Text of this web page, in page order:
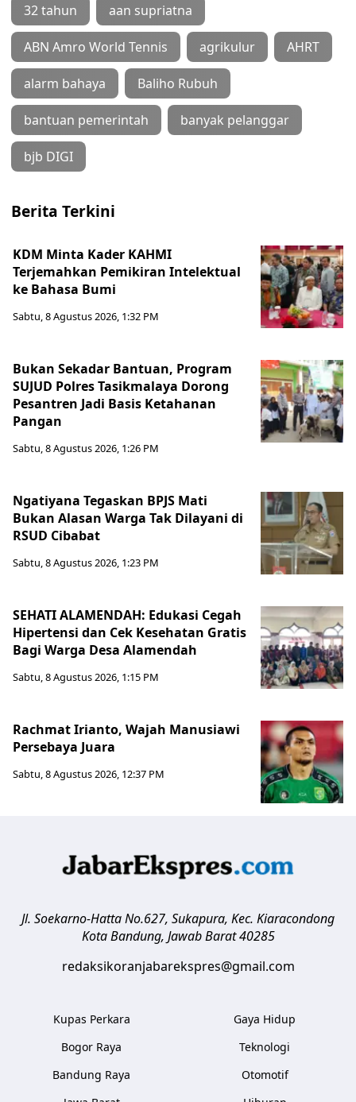
32 tahun aan supriatna
ABN Amro World Tennis agrikulur AHRT
alarm bahaya Baliho Rubuh
bantuan pemerintah banyak pelanggar
bjb DIGI
Berita Terkini
KDM Minta Kader KAHMI
Terjemahkan Pemikiran Intelektual
ke Bahasa Bumi
Sabtu, 8 Agustus 2026, 1:32 PM
Bukan Sekadar Bantuan, Program
SUJUD Polres Tasikmalaya Dorong
Pesantren Jadi Basis Ketahanan
Pangan
Sabtu, 8 Agustus 2026, 1:26 PM
Ngatiyana Tegaskan BPJS Mati
Bukan Alasan Warga Tak Dilayani di
RSUD Cibabat
Sabtu, 8 Agustus 2026, 1:23 PM
SEHATI ALAMENDAH: Edukasi Cegah
Hipertensi dan Cek Kesehatan Gratis
Bagi Warga Desa Alamendah
Sabtu, 8 Agustus 2026, 1:15 PM
Rachmat Irianto, Wajah Manusiawi
Persebaya Juara
Sabtu, 8 Agustus 2026, 12:37 PM
Jl. Soekarno-Hatta No.627, Sukapura, Kec. Kiaracondong
Kota Bandung, Jawab Barat 40285
redaksikoranjabarekspres@gmail.com
Kupas Perkara
Bogor Raya
Bandung Raya
Gaya Hidup
Teknologi
Otomotif